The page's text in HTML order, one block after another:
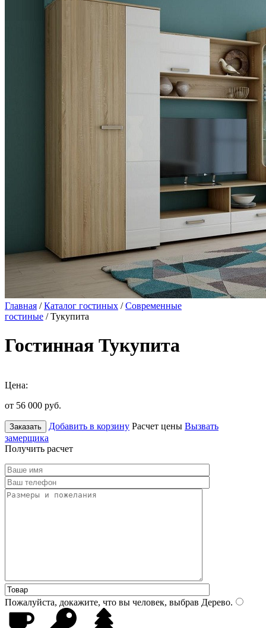
Главная /Каталог гостиных /Современные
гостиные / Тукупита
Гостинная Тукупита
Цена:
от 56 000 руб.
Заказать Добавить в корзину Расчет цены Вызвать
замерщика
Получить расчет
Пожалуйста, докажите, что вы человек, выбрав Дерево.